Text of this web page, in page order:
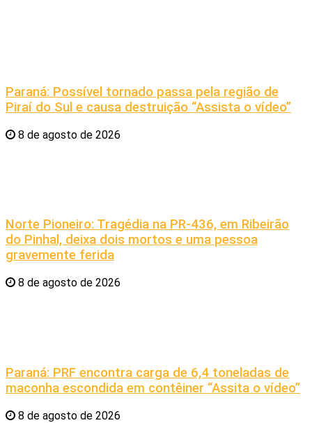
Paraná: Possível tornado passa pela região de
Piraí do Sul e causa destruição “Assista o vídeo”
8 de agosto de 2026
Norte Pioneiro: Tragédia na PR-436, em Ribeirão
do Pinhal, deixa dois mortos e uma pessoa
gravemente ferida
8 de agosto de 2026
Paraná: PRF encontra carga de 6,4 toneladas de
maconha escondida em contêiner “Assita o vídeo”
8 de agosto de 2026